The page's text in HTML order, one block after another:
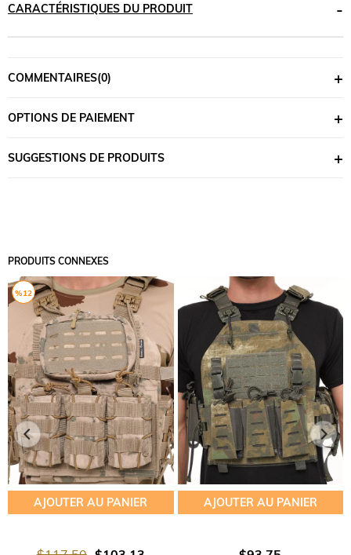
CARACTÉRISTIQUES DU PRODUIT
COMMENTAIRES(0)
OPTIONS DE PAIEMENT
SUGGESTIONS DE PRODUITS
PRODUITS CONNEXES
AJOUTER AU PANIER
%12
AJOUTER AU PANIER